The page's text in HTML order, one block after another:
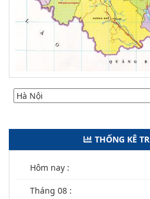
THỐNG KÊ
Hôm nay :
Tháng 08 :